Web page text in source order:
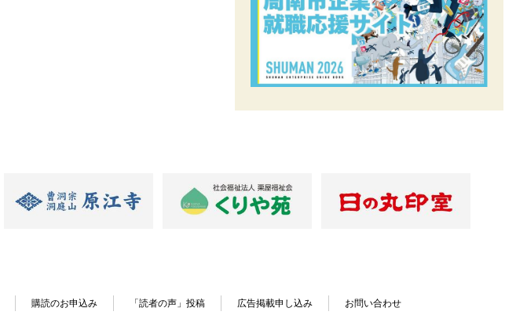
購読のお申込み 「読者の声」投稿 広告掲載申し込み お問い合わせ